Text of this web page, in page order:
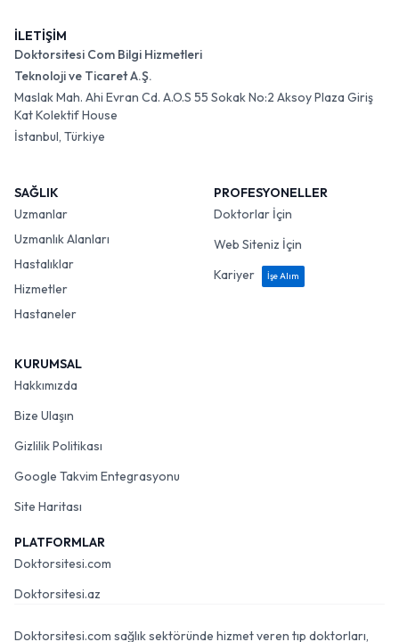
İLETİŞİM
Doktorsitesi Com Bilgi Hizmetleri
Teknoloji ve Ticaret A.Ş.
Maslak Mah. Ahi Evran Cd. A.O.S 55 Sokak No:2 Aksoy Plaza Giriş
Kat Kolektif House
İstanbul, Türkiye
SAĞLIK
Uzmanlar
Uzmanlık Alanları
Hastalıklar
Hizmetler
Hastaneler
PROFESYONELLER
Doktorlar İçin
Web Siteniz İçin
Kariyer
İşe Alım
KURUMSAL
Hakkımızda
Bize Ulaşın
Gizlilik Politikası
Google Takvim Entegrasyonu
Site Haritası
PLATFORMLAR
Doktorsitesi.com
Doktorsitesi.az
Doktorsitesi.com sağlık sektöründe hizmet veren tıp doktorları,